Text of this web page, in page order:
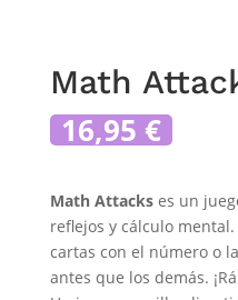
Math
16,95 €
Math Attackses un
reflejos y cálculo
cartas con el número o
antes que los demás.